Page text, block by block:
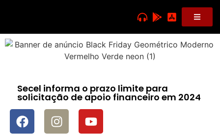
Secel informa o prazo limite para
solicitação de apoio financeiro em 2024